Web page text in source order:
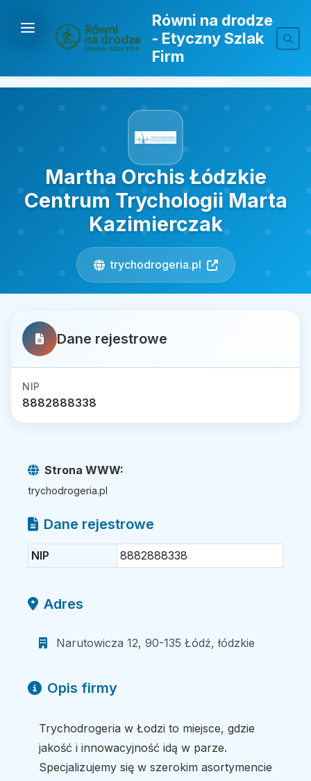
Równi na drodze
- Etyczny Szlak
Firm
Martha Orchis Łódzkie
Centrum Trychologii Marta
Kazimierczak
trychodrogeria.pl
Dane rejestrowe
NIP
8882888338
Strona WWW:
trychodrogeria.pl
Dane rejestrowe
NIP 8882888338
Adres
Narutowicza 12, 90-135 Łódź, łódzkie
Opis firmy
Trychodrogeria w Łodzi to miejsce, gdzie
jakość i innowacyjność idą w parze.
Specjalizujemy się w szerokim asortymencie